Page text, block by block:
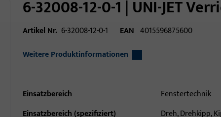
6-32008-12-0-1 | UNI-JET
Artikel Nr. 6-32008-12-0-1 EAN 4015596875600
Weitere Produktinformationen
Einsatzbereich
Fenstertechnik
Einsatzbereich (spezifiziert)
Dreh, Drehkipp,